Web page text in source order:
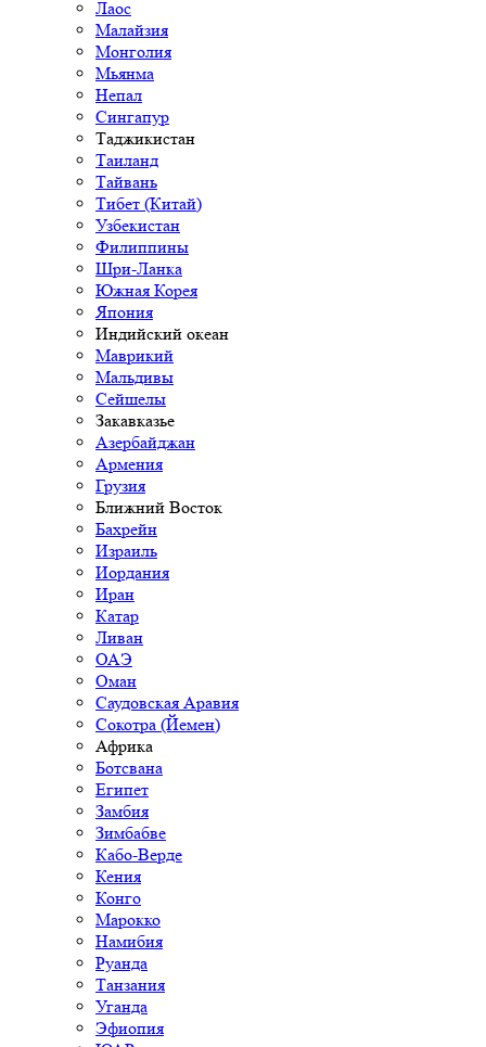
Лаос
Малайзия
Монголия
Мьянма
Непал
Сингапур
Таджикистан
Таиланд
Тайвань
Тибет (Китай)
Узбекистан
Филиппины
Шри-Ланка
Южная Корея
Япония
Индийский океан
Маврикий
Мальдивы
Сейшелы
Закавказье
Азербайджан
Армения
Грузия
Ближний Восток
Бахрейн
Израиль
Иордания
Иран
Катар
Ливан
ОАЭ
Оман
Саудовская Аравия
Сокотра (Йемен)
Африка
Ботсвана
Египет
Замбия
Зимбабве
Кабо-Верде
Кения
Конго
Марокко
Намибия
Руанда
Танзания
Уганда
Эфиопия